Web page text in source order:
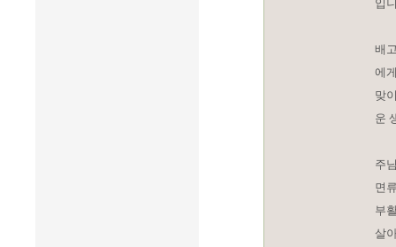
입
배
에
맞
운
주
면
부
살